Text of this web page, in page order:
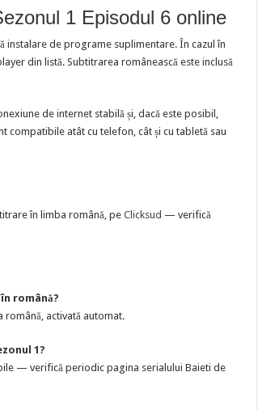
1 Episodul 6 online
instalare de programe suplimentare. În cazul în
din listă. Subtitrarea românească este inclusă
de internet stabilă și, dacă este posibil,
compatibile atât cu telefon, cât și cu tabletă sau
în limba română, peClicksud — verifică
română?
activată automat.
1?
— verifică periodic pagina serialului Baieti de